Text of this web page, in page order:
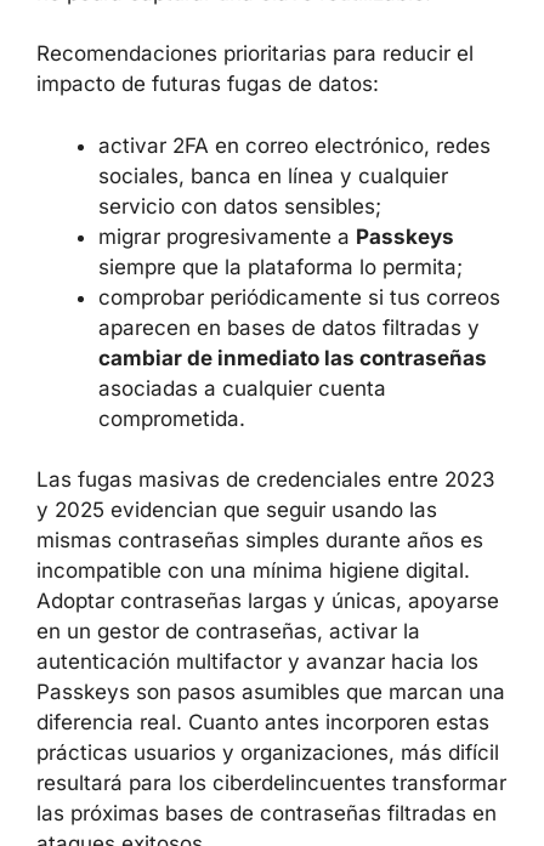
ninguna contraseña, el método es
intrínsecamenteresistente al phishing
atacante no podrá capturar una clave
reutilizable.
Recomendaciones prioritarias para reducir el
impacto de futuras fugas de datos:
activar 2FA en correo electrónico,
redes sociales, banca en línea y
cualquier servicio con datos sensibles;
migrar progresivamente a
comprobar periódicamente si tus
correos aparecen en bases de datos
filtradas ycambiar de inmediato las
contraseñasasociadas a cualquier
cuenta comprometida.
Las fugas masivas de credenciales entre
2023 y 2025 evidencian que seguir usando
las mismas contraseñas simples durante años
es incompatible con una mínima higiene
digital. Adoptar contraseñas largas y únicas,
apoyarse en un gestor de contraseñas,
activar la autenticación multifactor y avanzar